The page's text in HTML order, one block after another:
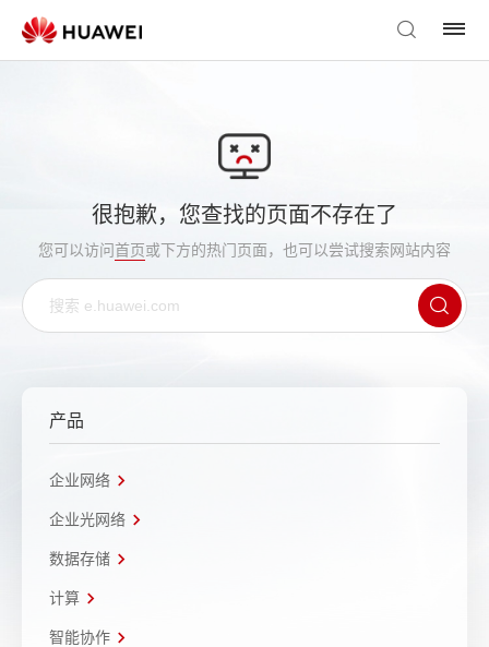
很抱歉，您查找的页面不存在了
您可以访问首页或下方的热门页面，也可以尝试搜索网站内容
产品
企业网络
企业光网络
数据存储
计算
智能协作